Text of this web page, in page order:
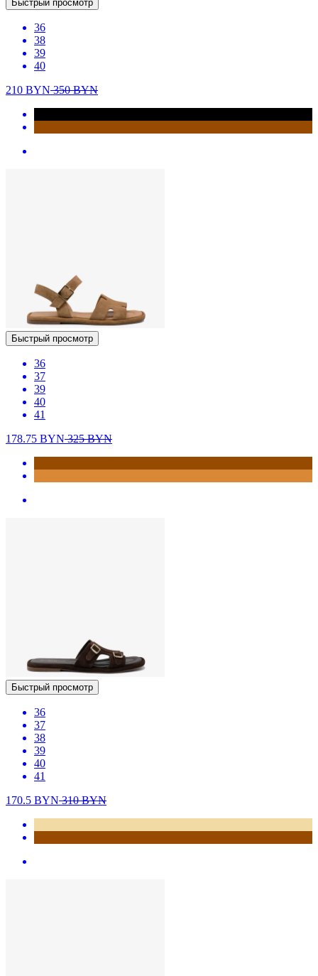
Быстрый просмотр
36
38
39
40
210 BYN350BYN
Быстрый просмотр
36
37
39
40
41
178.75 BYN325BYN
Быстрый просмотр
36
37
38
39
40
41
170.5 BYN310BYN